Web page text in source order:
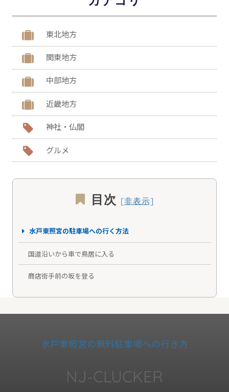
東北地方
関東地方
中部地方
近畿地方
神社・仏閣
グルメ
目次
水戸東照宮の駐車場への行く方法
国道沿いから車で鳥居に入る
商店街手前の坂を登る
水戸東照宮の無料駐車場への行き方
NJ-CLUCKER